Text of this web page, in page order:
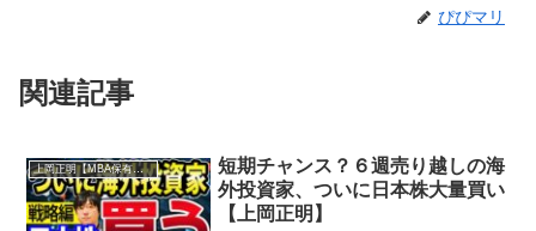
ぴぴマリ
関連記事
上岡正明【MBA保有の脳科学者】
短期チャンス？６週売り越しの海
外投資家、ついに日本株大量買い
【上岡正明】